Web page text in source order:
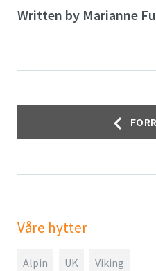
Written by Marianne
Våre hytter
Alpin UK Viking